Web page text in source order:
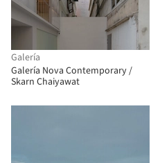
Galería
Galería Nova Contemporary /
Skarn Chaiyawat